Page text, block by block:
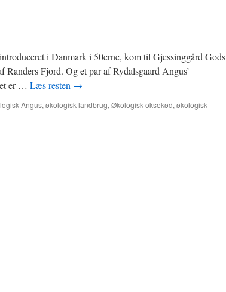
i Danmark i 50erne, kom til Gjessinggård Gods
Randers Fjord. Og et par af Rydalsgaard Angus’
er … Læs resten →
Angus, økologisk landbrug, Økologisk oksekød, økologisk